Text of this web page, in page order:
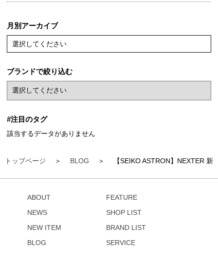
トップページ BLOG 【SEIKO ASTRON】NEXTER 新
月別アーカイブ
選択してください
ブランドで絞り込む
#注目のタグ
該当するデータがありません
ABOUT
NEWS
NEW ITEM
BLOG
FEATURE
SHOP LIST
BRAND LIST
SERVICE